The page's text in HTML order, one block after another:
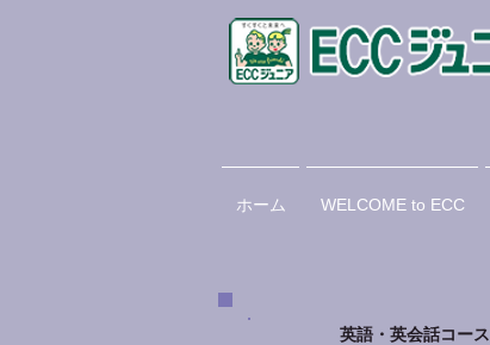
ホーム WELCOME to ECC
英語・英会話コース